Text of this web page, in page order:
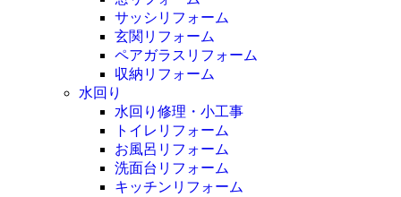
サッシリフォーム
玄関リフォーム
ペアガラスリフォーム
収納リフォーム
水回り
水回り修理・小工事
トイレリフォーム
お風呂リフォーム
洗面台リフォーム
キッチンリフォーム